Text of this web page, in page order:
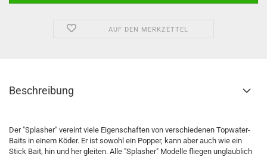
AUF DEN MERKZETTEL
Beschreibung
Der "Splasher" vereint viele Eigenschaften von verschiedenen Topwater-
Baits in einem Köder. Er ist sowohl ein Popper, kann aber auch wie ein
Stick Bait, hin und her gleiten. Alle "Splasher" Modelle fliegen unglaublich